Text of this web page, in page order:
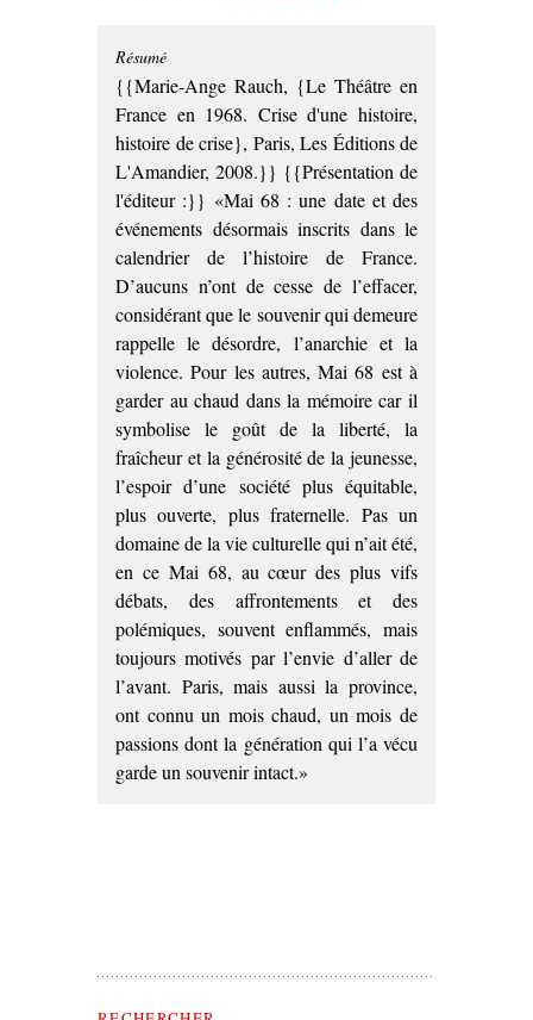
Résumé
{{Marie-Ange Rauch, {Le Théâtre en
France en 1968. Crise d'une histoire,
histoire de crise}, Paris, Les Éditions de
L'Amandier, 2008.}} {{Présentation de
l'éditeur :}} «Mai 68 : une date et des
événements désormais inscrits dans le
calendrier de l’histoire de France.
D’aucuns n’ont de cesse de l’effacer,
considérant que le souvenir qui demeure
rappelle le désordre, l’anarchie et la
violence. Pour les autres, Mai 68 est à
garder au chaud dans la mémoire car il
symbolise le goût de la liberté, la
fraîcheur et la générosité de la jeunesse,
l’espoir d’une société plus équitable,
plus ouverte, plus fraternelle. Pas un
domaine de la vie culturelle qui n’ait été,
en ce Mai 68, au cœur des plus vifs
débats, des affrontements et des
polémiques, souvent enflammés, mais
toujours motivés par l’envie d’aller de
l’avant. Paris, mais aussi la province,
ont connu un mois chaud, un mois de
passions dont la génération qui l’a vécu
garde un souvenir intact.»